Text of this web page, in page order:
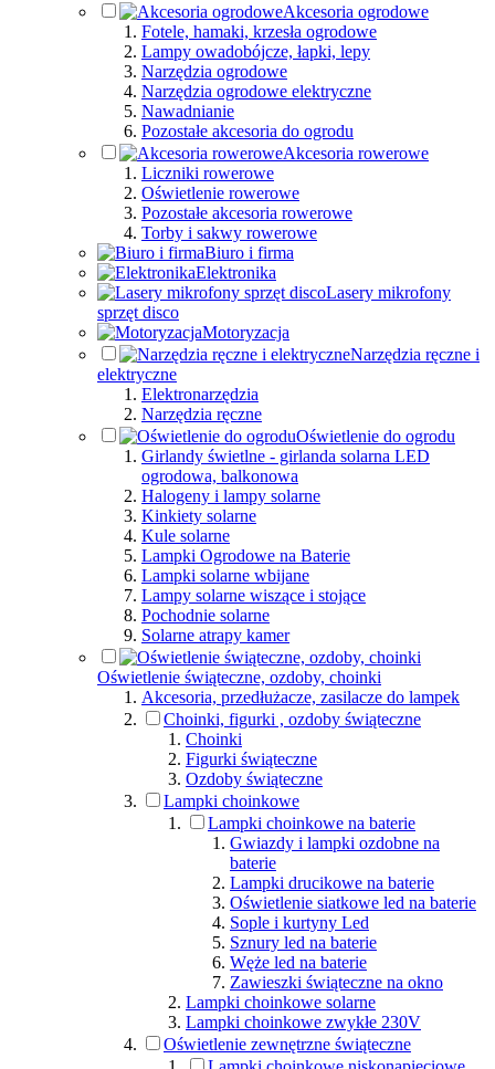
Akcesoria ogrodowe
Fotele, hamaki, krzesła ogrodowe
Lampy owadobójcze, łapki, lepy
Narzędzia ogrodowe
Narzędzia ogrodowe elektryczne
Nawadnianie
Pozostałe akcesoria do ogrodu
Akcesoria rowerowe
Liczniki rowerowe
Oświetlenie rowerowe
Pozostałe akcesoria rowerowe
Torby i sakwy rowerowe
Biuro i firma
Elektronika
Lasery mikrofony
sprzęt disco
Motoryzacja
Narzędzia ręczne i
elektryczne
Elektronarzędzia
Narzędzia ręczne
Oświetlenie do ogrodu
Girlandy świetlne - girlanda solarna LED
ogrodowa, balkonowa
Halogeny i lampy solarne
Kinkiety solarne
Kule solarne
Lampki Ogrodowe na Baterie
Lampki solarne wbijane
Lampy solarne wiszące i stojące
Pochodnie solarne
Solarne atrapy kamer
Oświetlenie świąteczne, ozdoby, choinki
Akcesoria, przedłużacze, zasilacze do lampek
Choinki, figurki , ozdoby świąteczne
Choinki
Figurki świąteczne
Ozdoby świąteczne
Lampki choinkowe
Lampki choinkowe na baterie
Gwiazdy i lampki ozdobne na
baterie
Lampki drucikowe na baterie
Oświetlenie siatkowe led na baterie
Sople i kurtyny Led
Sznury led na baterie
Węże led na baterie
Zawieszki świąteczne na okno
Lampki choinkowe solarne
Lampki choinkowe zwykłe 230V
Oświetlenie zewnętrzne świąteczne